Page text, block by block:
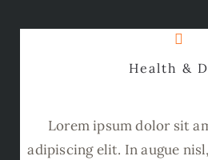
Health &
Lorem ipsum dolor sit
adipiscing elit. In augue